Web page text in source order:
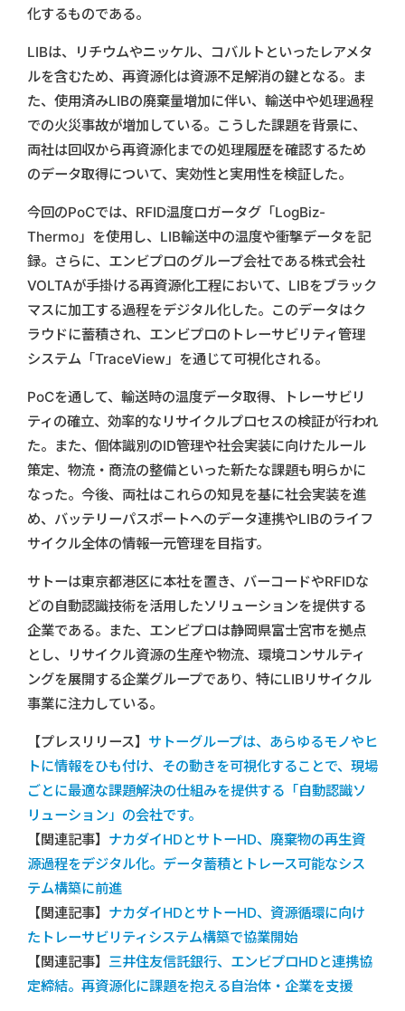
化するものである。
LIBは、リチウムやニッケル、コバルトといったレアメタ
ルを含むため、再資源化は資源不足解消の鍵となる。ま
た、使用済みLIBの廃棄量増加に伴い、輸送中や処理過程
での火災事故が増加している。こうした課題を背景に、
両社は回収から再資源化までの処理履歴を確認するため
のデータ取得について、実効性と実用性を検証した。
今回のPoCでは、RFID温度ロガータグ「LogBiz-
Thermo」を使用し、LIB輸送中の温度や衝撃データを記
録。さらに、エンビプロのグループ会社である株式会社
VOLTAが手掛ける再資源化工程において、LIBをブラック
マスに加工する過程をデジタル化した。このデータはク
ラウドに蓄積され、エンビプロのトレーサビリティ管理
システム「TraceView」を通じて可視化される。
PoCを通して、輸送時の温度データ取得、トレーサビリ
ティの確立、効率的なリサイクルプロセスの検証が行われ
た。また、個体識別のID管理や社会実装に向けたルール
策定、物流・商流の整備といった新たな課題も明らかに
なった。今後、両社はこれらの知見を基に社会実装を進
め、バッテリーパスポートへのデータ連携やLIBのライフ
サイクル全体の情報一元管理を目指す。
サトーは東京都港区に本社を置き、バーコードやRFIDな
どの自動認識技術を活用したソリューションを提供する
企業である。また、エンビプロは静岡県富士宮市を拠点
とし、リサイクル資源の生産や物流、環境コンサルティ
ングを展開する企業グループであり、特にLIBリサイクル
事業に注力している。
【プレスリリース】 サトーグループは、あらゆるモノやヒ
トに情報をひも付け、その動きを可視化することで、現場
ごとに最適な課題解決の仕組みを提供する「自動認識ソ
リューション」の会社です。
【関連記事】 ナカダイHDとサトーHD、廃棄物の再生資
源過程をデジタル化。データ蓄積とトレース可能なシス
テム構築に前進
【関連記事】 ナカダイHDとサトーHD、資源循環に向け
たトレーサビリティシステム構築で協業開始
【関連記事】 三井住友信託銀行、エンビプロHDと連携協
定締結。再資源化に課題を抱える自治体・企業を支援